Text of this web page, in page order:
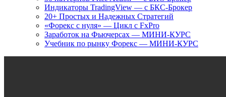
Индикаторы TradingView — с БКС-Брокер
20+ Простых и Надежных Стратегий
«Форекс с нуля» — Цикл с FxPro
Заработок на Фьючерсах — МИНИ-КУРС
Учебник по рынку Форекс — МИНИ-КУРС